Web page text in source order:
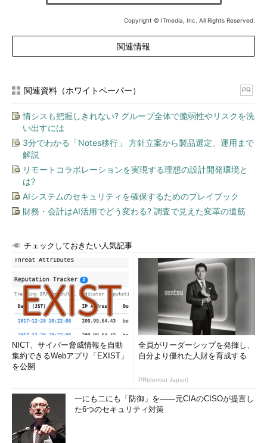
Copyright © ITmedia, Inc. All Rights Reserved.
関連情報
関連資料（ホワイトペーパー） PR
情シスも把握しきれない? グループ全体で脆弱性やリスクを洗
い出すには
3分でわかる「Notes移行」 方針立案から製品選定、運用まで
解説
リモートコラボレーションを実現する理想の設計開発環境と
は?
AIシステムのセキュリティを確保するためのプレイブック
財務・会計はAI活用でどう変わる? 調査で見えた変革の道筋
チェックしておきたい人気記事
NICT、サイバー脅威情報を自動
集約できるWebアプリ「EXIST」
を公開
全員がリーダーシップを発揮し、
自分より優れた人財を育成する
PR(dentsu Japan)
一にも二にも「防御」を――元CIAのCISOが提言し
た6つのセキュリティ対策